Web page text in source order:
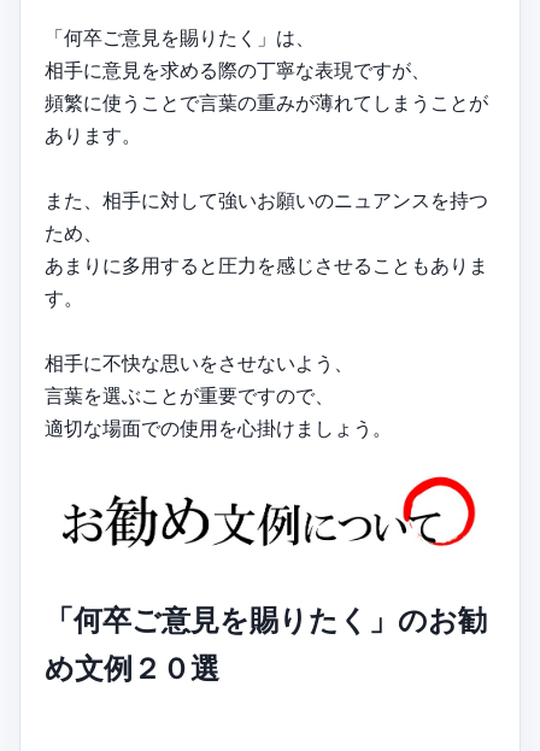
「何卒ご意見を賜りたく」は、
相手に意見を求める際の丁寧な表現ですが、
頻繁に使うことで言葉の重みが薄れてしまうことが
あります。
また、相手に対して強いお願いのニュアンスを持つ
ため、
あまりに多用すると圧力を感じさせることもありま
す。
相手に不快な思いをさせないよう、
言葉を選ぶことが重要ですので、
適切な場面での使用を心掛けましょう。
「何卒ご意見を賜りたく」のお勧
め文例２０選